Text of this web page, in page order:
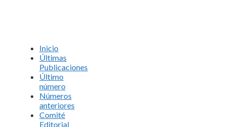
Inicio
Últimas
Publicaciones
Último
número
Números
anteriores
Comité
Editorial